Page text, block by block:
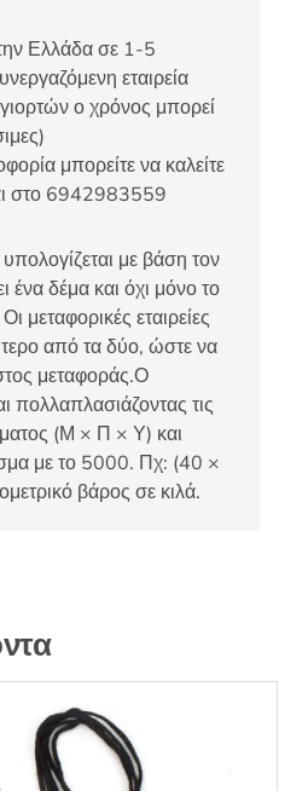
Ελλάδα σε 1-5
εταιρεία
ο χρόνος μπορεί
μπορείτε να καλείτε
στο 6942983559
με βάση τον
δέμα και όχι μόνο το
μεταφορικές εταιρείες
από τα δύο, ώστε να
μεταφοράς.Ο
πολλαπλασιάζοντας τις
(Μ × Π × Υ) και
με το 5000. Πχ: (40 ×
βάρος σε κιλά.